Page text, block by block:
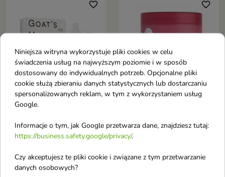
favorite_border
Ziaja Kozie mleko
włosów: Szampon do
włosów 400ml +
Odżywka 200 ml +
Maska 200ml
favorite_border
ratunkowa do włosów
Pawełek wiśniowy 200
ml
Niniejsza witryna wykorzystuje pliki cookies w celu
świadczenia usług na najwyższym poziomie i w sposób
dostosowany do indywidualnych potrzeb. Opcjonalne pliki
cookie służą zbieraniu danych statystycznych lub dostarczaniu
spersonalizowanych reklam, w tym z wykorzystaniem usług
Google.
Informacje o tym, jak Google przetwarza dane, znajdziesz tutaj:
https://business.safety.google/privacy/.
Czy akceptujesz te pliki cookie i związane z tym przetwarzanie
danych osobowych?